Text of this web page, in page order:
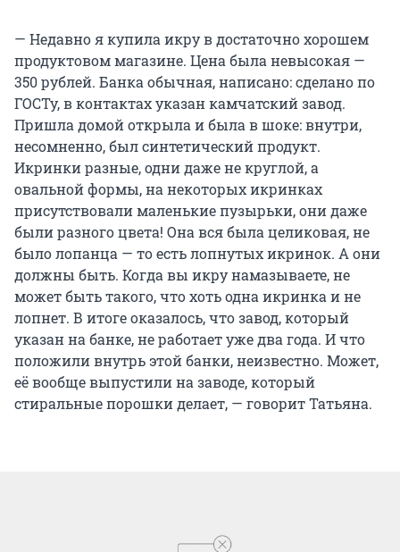
— Недавно я купила икру в достаточно хорошем
продуктовом магазине. Цена была невысокая —
350 рублей. Банка обычная, написано: сделано по
ГОСТу, в контактах указан камчатский завод.
Пришла домой открыла и была в шоке: внутри,
несомненно, был синтетический продукт.
Икринки разные, одни даже не круглой, а
овальной формы, на некоторых икринках
присутствовали маленькие пузырьки, они даже
были разного цвета! Она вся была целиковая, не
было лопанца — то есть лопнутых икринок. А они
должны быть. Когда вы икру намазываете, не
может быть такого, что хоть одна икринка и не
лопнет. В итоге оказалось, что завод, который
указан на банке, не работает уже два года. И что
положили внутрь этой банки, неизвестно. Может,
её вообще выпустили на заводе, который
стиральные порошки делает, — говорит Татьяна.